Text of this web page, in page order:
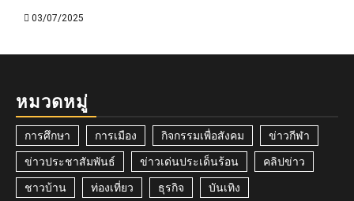
03/07/2025
หมวดหมู่
การศึกษา การเมือง กิจกรรมเพื่อสังคม ข่าวกีฬา
ข่าวประชาสัมพันธ์ ข่าวเด่นประเด็นร้อน คลิปข่าว
ชาวบ้าน ท่องเที่ยว ธุรกิจ บันเทิง